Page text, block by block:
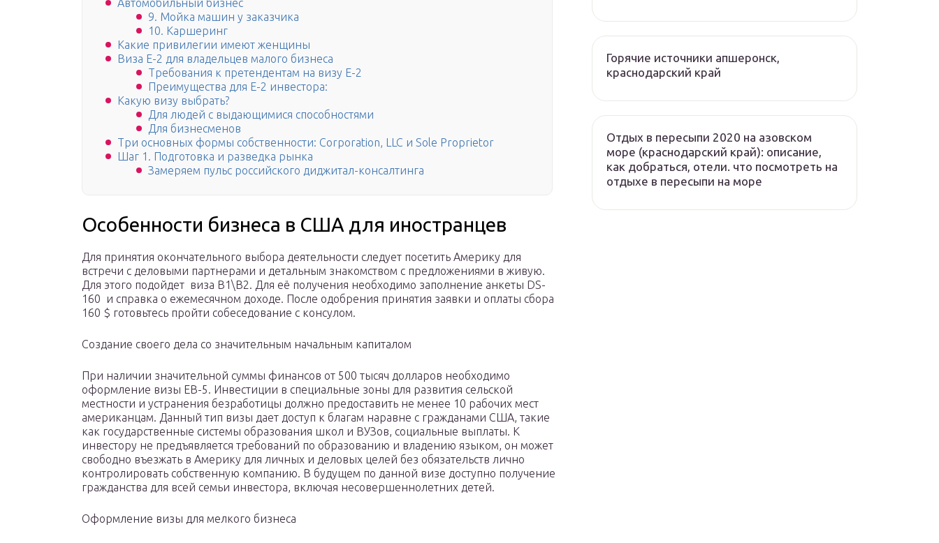
Автомобильный бизнес
9. Мойка машин у заказчика
10. Каршеринг
Какие привилегии имеют женщины
Виза Е-2 для владельцев малого бизнеса
Требования к претендентам на визу Е-2
Преимущества для E-2 инвестора:
Какую визу выбрать?
Для людей с выдающимися способностями
Для бизнесменов
Три основных формы собственности: Corporation, LLC и Sole Proprietor
Шаг 1. Подготовка и разведка рынка
Замеряем пульс российского диджитал-консалтинга
Особенности бизнеса в США для иностранцев
Для принятия окончательного выбора деятельности следует посетить Америку для
встречи с деловыми партнерами и детальным знакомством с предложениями в живую.
Для этого подойдет виза B1\B2. Для её получения необходимо заполнение анкеты DS-
160 и справка о ежемесячном доходе. После одобрения принятия заявки и оплаты сбора
160 $ готовьтесь пройти собеседование с консулом.
Создание своего дела со значительным начальным капиталом
При наличии значительной суммы финансов от 500 тысяч долларов необходимо
оформление визы EB-5. Инвестиции в специальные зоны для развития сельской
местности и устранения безработицы должно предоставить не менее 10 рабочих мест
американцам. Данный тип визы дает доступ к благам наравне с гражданами США, такие
как государственные системы образования школ и ВУЗов, социальные выплаты. К
инвестору не предъявляется требований по образованию и владению языком, он может
свободно въезжать в Америку для личных и деловых целей без обязательств лично
контролировать собственную компанию. В будущем по данной визе доступно получение
гражданства для всей семьи инвестора, включая несовершеннолетних детей.
Оформление визы для мелкого бизнеса
Горячие источники апшеронск,
краснодарский край
Отдых в пересыпи 2020 на азовском
море (краснодарский край): описание,
как добраться, отели. что посмотреть на
отдыхе в пересыпи на море